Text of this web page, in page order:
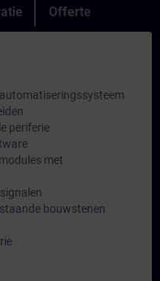
Offerte
periferie
met
bouwstenen